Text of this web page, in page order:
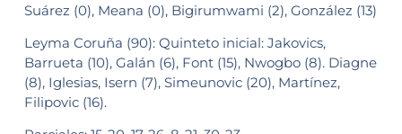
Suárez (0), Meana (0), Bigirumwami (2), González (13)
Leyma Coruña (90): Quinteto inicial: Jakovics,
Barrueta (10), Galán (6), Font (15), Nwogbo (8). Diagne
(8), Iglesias, Isern (7), Simeunovic (20), Martínez,
Filipovic (16).